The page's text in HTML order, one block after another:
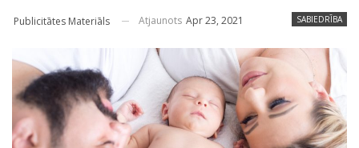
SABIEDRĪBA
Publicitātes Materiāls Atjaunots Apr 23, 2021